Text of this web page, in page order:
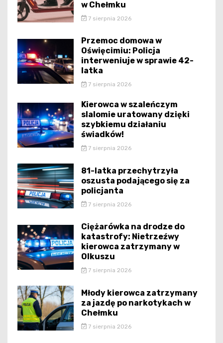
w Chełmku
7 sierpnia 2026
Przemoc domowa w
Oświęcimiu: Policja
interweniuje w sprawie 42-
latka
7 sierpnia 2026
Kierowca w szaleńczym
slalomie uratowany dzięki
szybkiemu działaniu
świadków!
7 sierpnia 2026
81-latka przechytrzyła
oszusta podającego się za
policjanta
7 sierpnia 2026
Ciężarówka na drodze do
katastrofy: Nietrzeźwy
kierowca zatrzymany w
Olkuszu
7 sierpnia 2026
Młody kierowca zatrzymany
za jazdę po narkotykach w
Chełmku
7 sierpnia 2026